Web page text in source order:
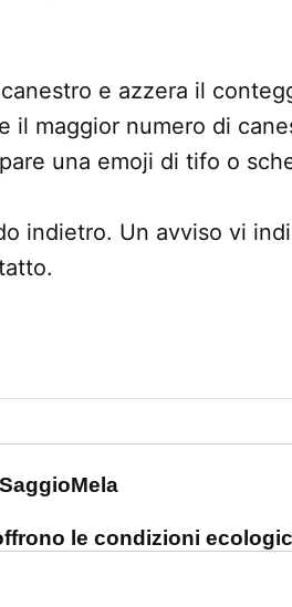
e azzera il
il maggior numero di
una emoji di tifo o
indietro. Un avviso vi
le condizioni